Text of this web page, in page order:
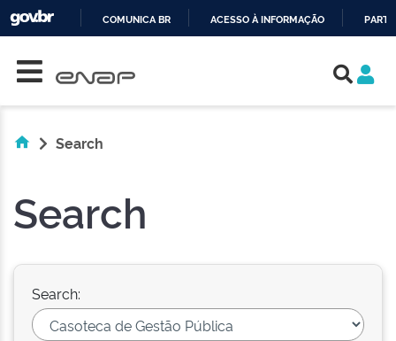
COMUNICA BR ACESSO À INFORMAÇÃO
Search
Search
Search: